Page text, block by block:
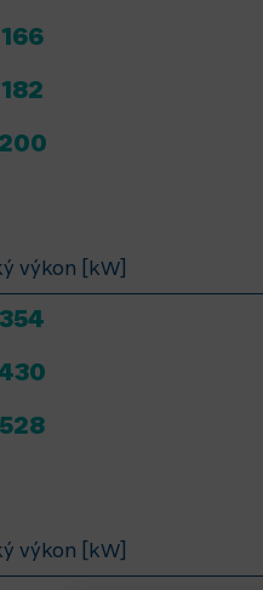
166
182
200
výkon [kW]
354
528
výkon [kW]